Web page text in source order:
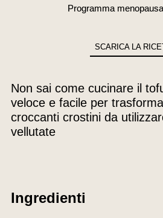
Programma
SCARICA LA
Non sai come cucinare il
veloce e facile per
croccanti crostini da
vellutate
Ingredienti